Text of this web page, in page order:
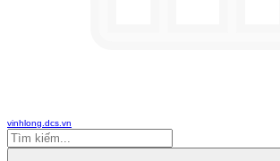
vinhlong.dcs.vn